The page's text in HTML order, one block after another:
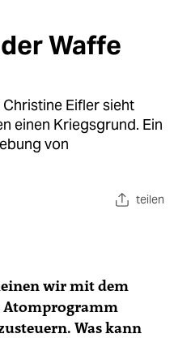
Waffe
Eifler sieht
einen Kriegsgrund. Ein
von
teilen
wir mit dem
Atomprogramm
Was kann